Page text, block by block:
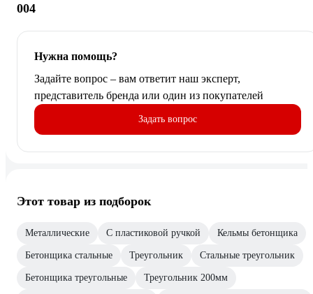
004
Нужна помощь?
Задайте вопрос – вам ответит наш эксперт,
представитель бренда или один из покупателей
Задать вопрос
Этот товар из подборок
Металлические С пластиковой ручкой Кельмы бетонщика
Бетонщика стальные Треугольник Стальные треугольник
Бетонщика треугольные Треугольник 200мм